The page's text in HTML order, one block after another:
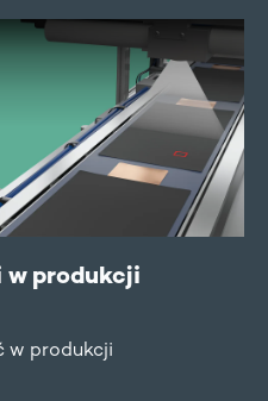
w produkcji
w produkcji